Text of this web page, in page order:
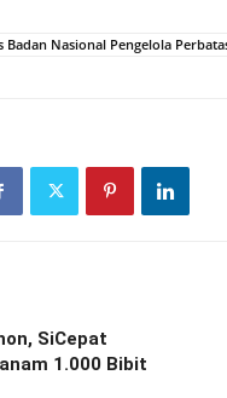
Badan Nasional Pengelola
SiCepat
1.000 Bibit